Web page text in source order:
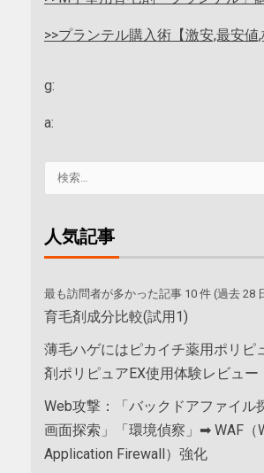
>>プランテル購入術【激安,最安値
g:
a:
人気記事
最も訪問者が多かった記事 10 件 (過去 28
育毛剤成分比較(試用1)
薄毛ハゲにはピカイチ薬用ポリピ
剤ポリピュアEX使用体験レビュー
Web攻撃：「バックドアファイル
画面探索」「環境偵察」➡ WAF（
Application Firewall）強化